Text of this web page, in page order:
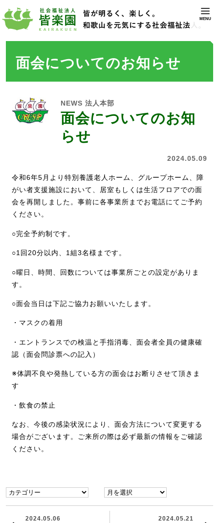
MENU
面会についてのお知らせ
NEWS 法人本部
面会についてのお知
らせ
2024.05.09
令和6年5月より特別養護老人ホーム、グループホーム、障
がい者支援施設において、居室もしくは生活フロアでの面
会を再開しました。事前に各事業所までお電話にてご予約
ください。
○完全予約制です。
○1回20分以内、1組3名様まです。
○曜日、時間、回数については事業所ごとの設定がありま
す。
○面会当日は下記ご協力お願いいたします。
・マスクの着用
・エントランスでの検温と手指消毒、面会者全員の健康確
認（面会問診票への記入）
※体調不良や発熱している方の面会はお断りさせて頂きま
す
・飲食の禁止
なお、今後の感染状況により、面会方法について変更する
場合がございます。ご来所の際は必ず最新の情報をご確認
ください。
2024.05.06 2024.05.21